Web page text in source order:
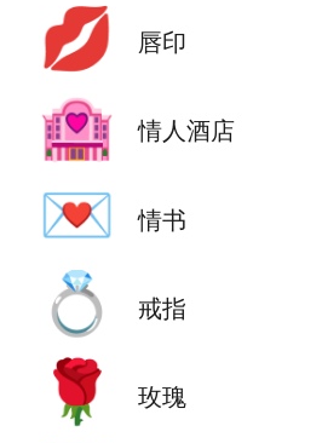
💋 唇印
🏩 情人酒店
💌 情书
💍 戒指
🌹 玫瑰